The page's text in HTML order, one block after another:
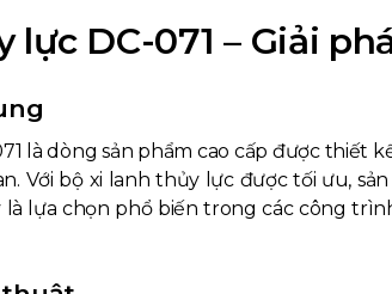
lực DC-071 – Giải
là dòng sản phẩm cao cấp được thiết
Với bộ xi lanh thủy lực được tối ưu,
là lựa chọn phổ biến trong các công